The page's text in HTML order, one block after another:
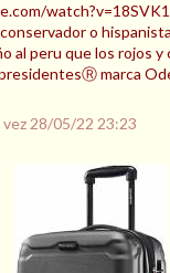
o
al peru que los rojos
marca
28/05/22 23:23